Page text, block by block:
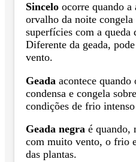
Sincelo ocorre quando a
orvalho da noite congela
superfícies com a queda
Diferente da geada,
vento.
Geada acontece
condensa e congela
condições de frio
Geada negra é quando,
com muito vento, o frio
das plantas.